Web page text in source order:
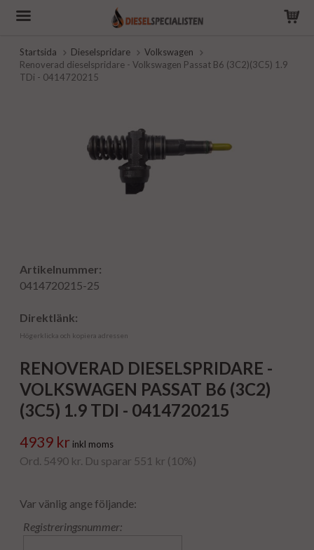
Startsida Dieselspridare
Volkswagen
Renoverad dieselspridare - Volkswagen Passat B6 (3C2)(3C5) 1.9
TDi - 0414720215
Artikelnummer:
0414720215-25
Direktlänk:
Högerklicka och kopiera adressen
RENOVERAD DIESELSPRIDARE -
VOLKSWAGEN PASSAT B6 (3C2)
(3C5) 1.9 TDI - 0414720215
4939 kr inkl moms
Ord. 5490 kr. Du sparar 551 kr (10%)
Var vänlig ange följande:
Registreringsnummer: